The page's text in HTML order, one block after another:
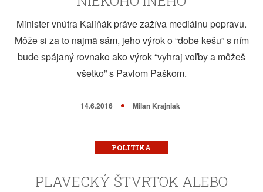
Minister vnútra Kaliňák práve zažíva mediálnu popravu.
Môže si za to najmä sám, jeho výrok o “dobe kešu” s ním
bude spájaný rovnako ako výrok “vyhraj voľby a môžeš
všetko” s Pavlom Paškom.
14.6.2016 Milan Krajniak
POLITIKA
PLAVECKÝ ŠTVRTOK ALEBO